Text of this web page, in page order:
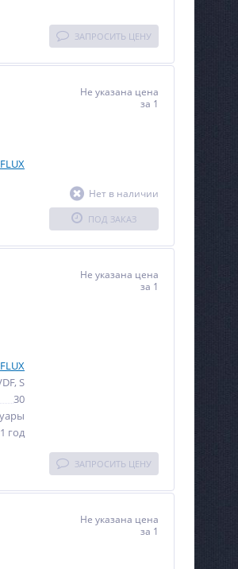
ЗАПРОСИТЬ ЦЕНУ
FLUX
Не указана цена
за 1
Нет в наличии
ПОД ЗАКАЗ
FLUX
S
30
1 год
Не указана цена
за 1
ЗАПРОСИТЬ ЦЕНУ
Не указана цена
за 1